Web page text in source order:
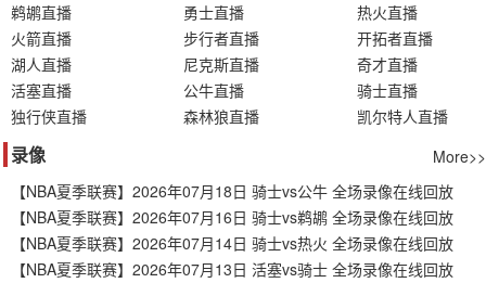
鹈鹕直播
勇士直播
热火直播
火箭直播
步行者直播
开拓者直播
湖人直播
尼克斯直播
奇才直播
活塞直播
公牛直播
骑士直播
独行侠直播
森林狼直播 凯尔特人直播
录像
More>>
【NBA夏季联赛】2026年07月18日 骑士vs公牛 全场录像在线回放
【NBA夏季联赛】2026年07月16日 骑士vs鹈鹕 全场录像在线回放
【NBA夏季联赛】2026年07月14日 骑士vs热火 全场录像在线回放
【NBA夏季联赛】2026年07月13日 活塞vs骑士 全场录像在线回放